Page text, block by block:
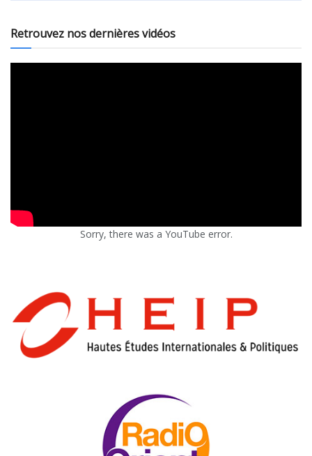
Retrouvez nos dernières vidéos
Sorry, there was a YouTube error.